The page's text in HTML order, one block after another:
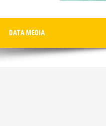
DATA MEDIA